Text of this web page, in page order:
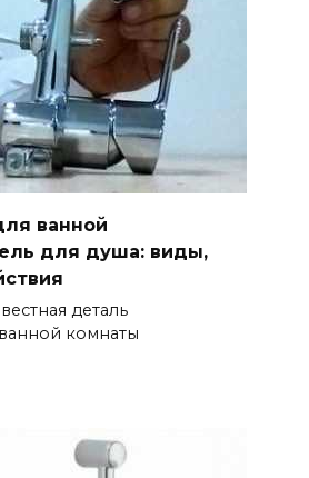
ванной
для душа: виды,
деталь
комнаты